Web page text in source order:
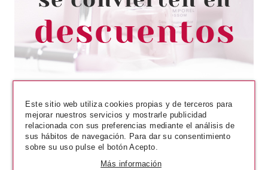
Pvr 39.00€
-47%
desde
20.85€
Este sitio web utiliza cookies propias y de terceros para
mejorar nuestros servicios y mostrarle publicidad
relacionada con sus preferencias mediante el análisis de
sus hábitos de navegación. Para dar su consentimiento
sobre su uso pulse el botón Acepto.
Más información